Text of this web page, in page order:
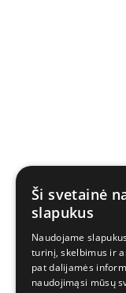
Ši svetainė
slapukus
Naudojame
turinį, skelbimus ir
pat dalijamės
naudojimąsi mūsų